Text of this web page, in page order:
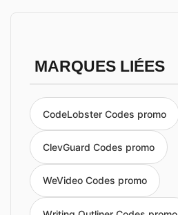
MARQUES LIÉES
CodeLobster Codes promo
ClevGuard Codes promo
WeVideo Codes promo